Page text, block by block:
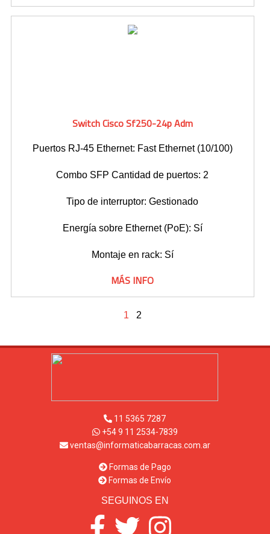
Switch Cisco Sf250-24p Adm
Puertos RJ-45 Ethernet: Fast Ethernet (10/100)
Combo SFP Cantidad de puertos: 2
Tipo de interruptor: Gestionado
Energía sobre Ethernet (PoE): Sí
Montaje en rack: Sí
MÁS INFO
1 2
11 5365 7287
+54 9 11 2534-7839
ventas@informaticabarracas.com.ar
Formas de Pago
Formas de Envío
SEGUINOS EN